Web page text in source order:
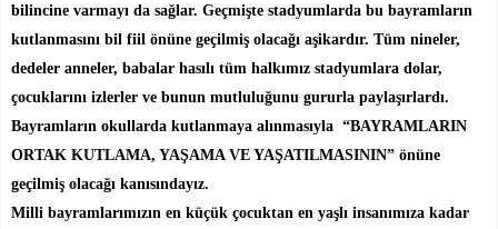
bilincine varmayı da sağlar. Geçmişte stadyumlarda bu bayramların
kutlanmasını bil fiil önüne geçilmiş olacağı aşikardır. Tüm nineler,
dedeler anneler, babalar hasılı tüm halkımız stadyumlara dolar,
çocuklarını izlerler ve bunun mutluluğunu gururla paylaşırlardı.
Bayramların okullarda kutlanmaya alınmasıyla “BAYRAMLARIN
ORTAK KUTLAMA, YAŞAMA VE YAŞATILMASININ” önüne
geçilmiş olacağı kanısındayız.
Milli bayramlarımızın en küçük çocuktan en yaşlı insanımıza kadar